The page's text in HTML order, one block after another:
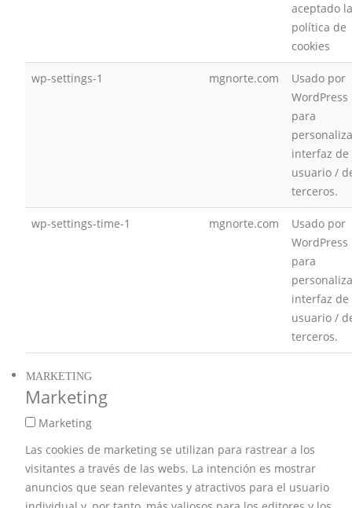
aceptado la
política de
cookies
wp-settings-1 mgnorte.com
Usado por
WordPress
para
interfaz de
usuario /
terceros.
wp-settings-time-1 mgnorte.com
Usado por
WordPress
para
interfaz de
usuario /
terceros.
MARKETING
Marketing
Marketing
Las cookies de marketing se utilizan para rastrear a los
visitantes a través de las webs. La intención es mostrar
anuncios que sean relevantes y atractivos para el usuario